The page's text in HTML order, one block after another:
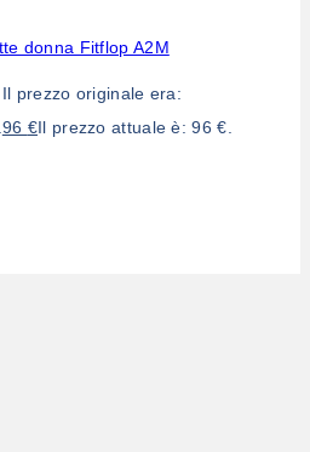
donna Fitflop A2M
Il prezzo originale era:
96 €Il prezzo attuale è: 96 €.